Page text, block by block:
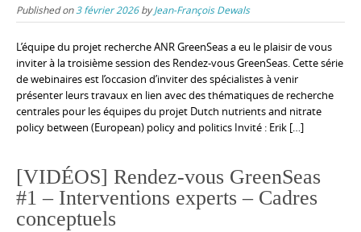
Published on 3 février 2026byJean-François Dewals
L’équipe du projet recherche ANR GreenSeas a eu le plaisir de vous
inviter à la troisième session des Rendez-vous GreenSeas. Cette série
de webinaires est l’occasion d’inviter des spécialistes à venir
présenter leurs travaux en lien avec des thématiques de recherche
centrales pour les équipes du projet Dutch nutrients and nitrate
policy between (European) policy and politics Invité : Erik […]
[VIDÉOS] Rendez-vous GreenSeas
#1 – Interventions experts – Cadres
conceptuels